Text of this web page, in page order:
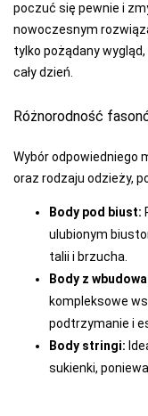
poczuć się pewnie i
nowoczesnym
tylko pożądany
cały dzień.
Różnorodność
Wybór odpowiedniego
oraz rodzaju odzieży,
Body pod biust:
ulubionym
talii i brzucha.
Body z
kompleksowe
podtrzymanie i
Body stringi:
sukienki,